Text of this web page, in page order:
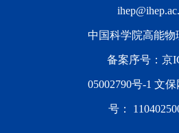
中国科学院高能物
备案序号： 京
05002790号-1 文保
号：